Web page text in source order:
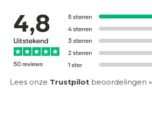
Lees onze Trustpilot beoordelingen »